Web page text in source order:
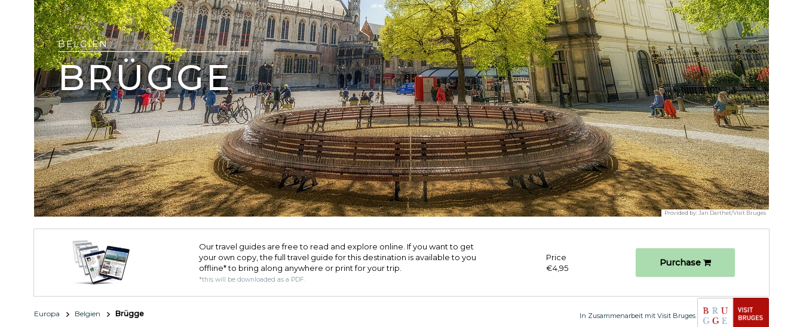
BELGIEN
BRÜGGE
Provided by: Jan Darthet/Visit Bruges
Our travel guides are free to read and explore online. If you want to get
your own copy, the full travel guide for this destination is available to you
offline* to bring along anywhere or print for your trip.​
*this will be downloaded as a PDF.
Price
€4,95
Purchase
Europa Belgien Brügge In Zusammenarbeit mit Visit Bruges